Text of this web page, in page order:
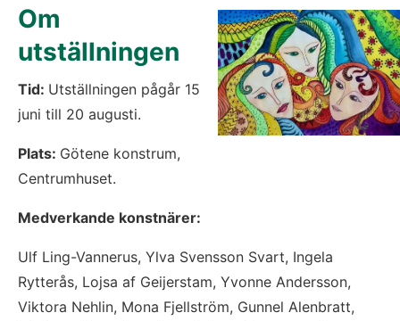
Om
utställningen
Tid: Utställningen pågår 15
juni till 20 augusti.
Plats: Götene konstrum,
Centrumhuset.
Medverkande konstnärer:
Ulf Ling-Vannerus, Ylva Svensson Svart, Ingela
Rytterås, Lojsa af Geijerstam, Yvonne Andersson,
Viktora Nehlin, Mona Fjellström, Gunnel Alenbratt,